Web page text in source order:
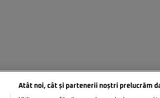
Atât noi, cât și partenerii noștri prelucrăm